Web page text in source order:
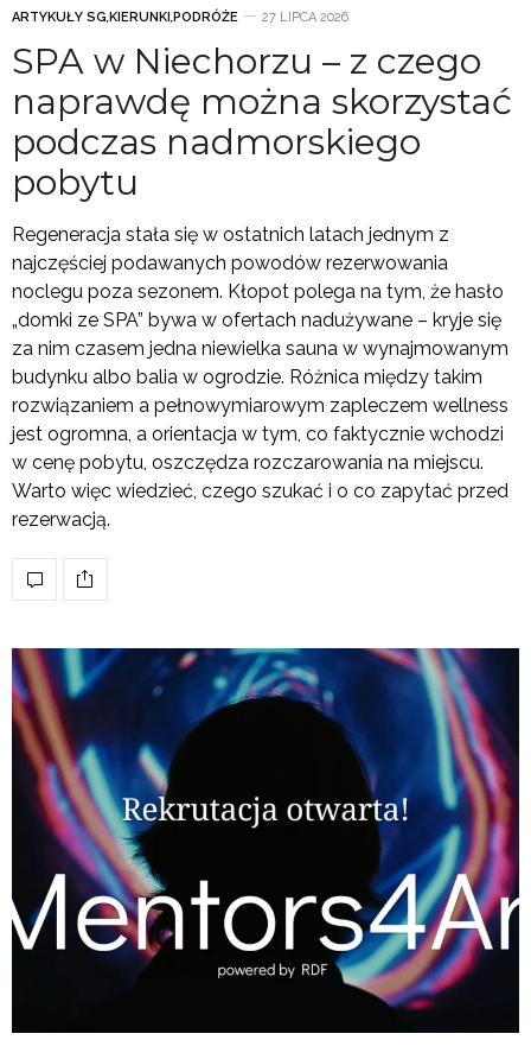
ARTYKUŁY SG,KIERUNKI,PODRÓŻE 27 LIPCA 2026
SPA w Niechorzu – z czego
naprawdę można skorzystać
podczas nadmorskiego
pobytu
Regeneracja stała się w ostatnich latach jednym z
najczęściej podawanych powodów rezerwowania
noclegu poza sezonem. Kłopot polega na tym, że hasło
„domki ze SPA” bywa w ofertach nadużywane – kryje się
za nim czasem jedna niewielka sauna w wynajmowanym
budynku albo balia w ogrodzie. Różnica między takim
rozwiązaniem a pełnowymiarowym zapleczem wellness
jest ogromna, a orientacja w tym, co faktycznie wchodzi
w cenę pobytu, oszczędza rozczarowania na miejscu.
Warto więc wiedzieć, czego szukać i o co zapytać przed
rezerwacją.